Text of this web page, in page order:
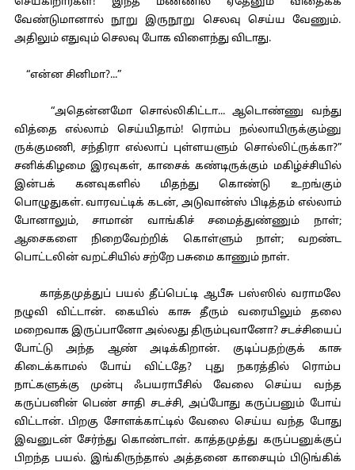
வேண்டுமானால் நூறு இருநூறு செலவு செய்ய வேணும்.
அதிலும் எதுவும் செலவு போக விளைந்து விடாது.
“என்ன சினிமா?...”
“அதென்னமோ சொல்லிகிட்டா... ஆடொண்ணு வந்து
வித்தை எல்லாம் செய்யிதாம்! ரொம்ப நல்லாயிருக்கும்னு
ருக்குமணி, சந்திரா எல்லாப் புள்ளயளும் சொல்லிட்ருக்கா?”
சனிக்கிழமை இரவுகள், காசைக் கண்டிருக்கும் மகிழ்ச்சியில்
இன்பக் கனவுகளில் மிதந்து கொண்டு உறங்கும்
பொழுதுகள். வாரவட்டிக் கடன், அடுவான்ஸ் பிடித்தம் எல்லாம்
போனாலும், சாமான் வாங்கிச் சமைத்துண்ணும் நாள்;
ஆசைகளை நிறைவேற்றிக் கொள்ளும் நாள்; வறண்ட
பொட்டலின் வறட்சியில் சற்றே பசுமை காணும் நாள்.
காத்தமுத்துப் பயல் தீப்பெட்டி ஆபீசு பஸ்ஸில் வராமலே
நழுவி விட்டான். கையில் காசு தீரும் வரையிலும் தலை
மறைவாக இருப்பானோ அல்லது திரும்புவானோ? சடச்சியைப்
போட்டு அந்த ஆண் அடிக்கிறான். குடிப்பதற்குக் காசு
கிடைக்காமல் போய் விட்டதே? புது நகரத்தில் ரொம்ப
நாட்களுக்கு முன்பு ஃபயராபீசில் வேலை செய்ய வந்த
கருப்பனின் பெண் சாதி சடச்சி, அப்போது கருப்பனும் போய்
விட்டான். பிறகு சோளக்காட்டில் வேலை செய்ய வந்த போது
இவனுடன் சேர்ந்து கொண்டாள். காத்தமுத்து கருப்பனுக்குப்
பிறந்த பயல். இங்கிருந்தால் அத்தனை காசையும் பிடுங்கிக்